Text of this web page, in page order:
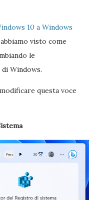
10 a Windows
visto come
le
Windows.
questa voce